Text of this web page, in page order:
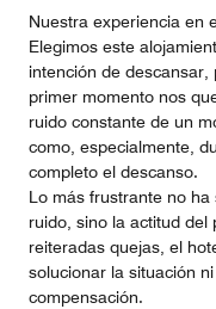
Nuestra experiencia en
Elegimos este
intención de
primer momento nos
ruido constante de un
como, especialmente,
completo el descanso.
Lo más frustrante no
ruido, sino la actitud del
reiteradas quejas, el
solucionar la situación
compensación.